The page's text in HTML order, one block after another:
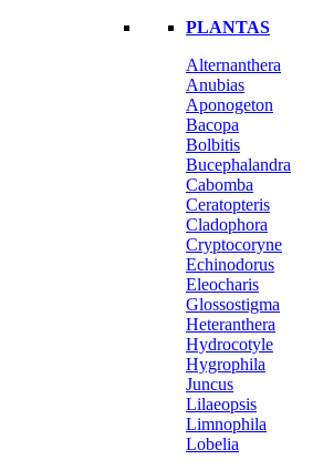
PLANTAS
Alternanthera
Anubias
Aponogeton
Bacopa
Bolbitis
Bucephalandra
Cabomba
Ceratopteris
Cladophora
Cryptocoryne
Echinodorus
Eleocharis
Glossostigma
Heteranthera
Hydrocotyle
Hygrophila
Juncus
Lilaeopsis
Limnophila
Lobelia